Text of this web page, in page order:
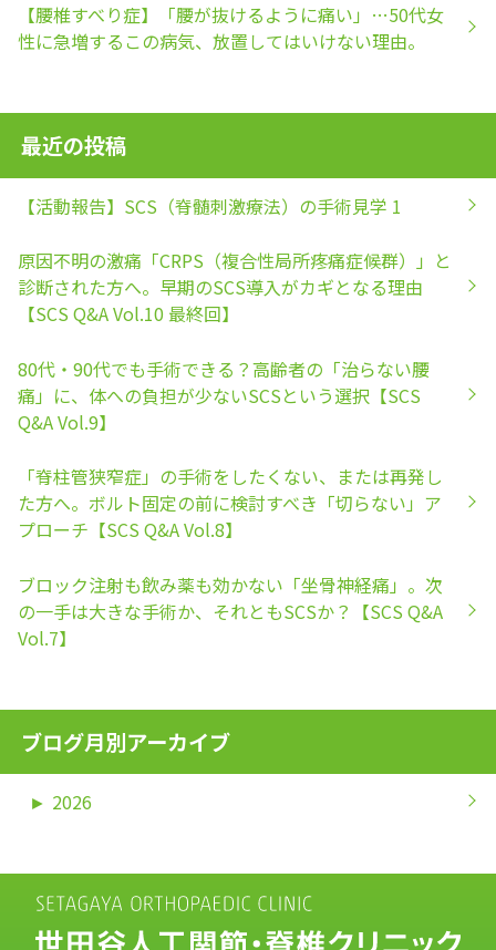
【腰椎すべり症】「腰が抜けるように痛い」…50代女
性に急増するこの病気、放置してはいけない理由。
最近の投稿
【活動報告】SCS（脊髄刺激療法）の手術見学 1
原因不明の激痛「CRPS（複合性局所疼痛症候群）」と
診断された方へ。早期のSCS導入がカギとなる理由
【SCS Q&A Vol.10 最終回】
80代・90代でも手術できる？高齢者の「治らない腰
痛」に、体への負担が少ないSCSという選択【SCS
Q&A Vol.9】
「脊柱管狭窄症」の手術をしたくない、または再発し
た方へ。ボルト固定の前に検討すべき「切らない」ア
プローチ【SCS Q&A Vol.8】
ブロック注射も飲み薬も効かない「坐骨神経痛」。次
の一手は大きな手術か、それともSCSか？【SCS Q&A
Vol.7】
ブログ月別アーカイブ
► 2026